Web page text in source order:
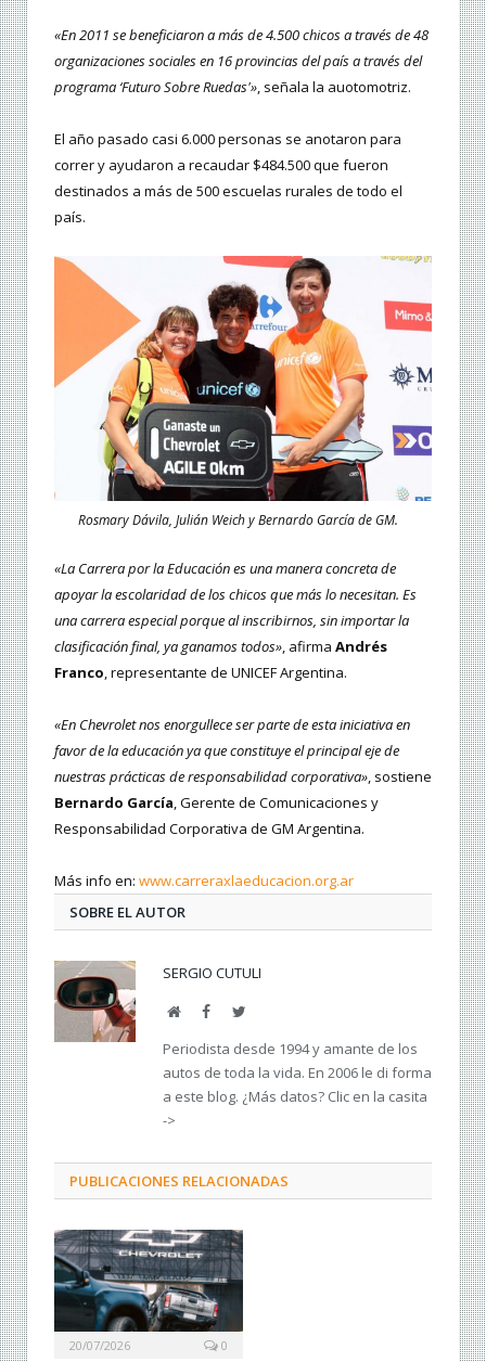
«En 2011 se beneficiaron a más de 4.500 chicos a través de 48
organizaciones sociales en 16 provincias del país a través del
programa ‘Futuro Sobre Ruedas'», señala la auotomotriz.
El año pasado casi 6.000 personas se anotaron para
correr y ayudaron a recaudar $484.500 que fueron
destinados a más de 500 escuelas rurales de todo el
país.
Rosmary Dávila, Julián Weich y Bernardo García de GM.
«La Carrera por la Educación es una manera concreta de
apoyar la escolaridad de los chicos que más lo necesitan. Es
una carrera especial porque al inscribirnos, sin importar la
clasificación final, ya ganamos todos» , afirma Andrés
Franco , representante de UNICEF Argentina.
«En Chevrolet nos enorgullece ser parte de esta iniciativa en
favor de la educación ya que constituye el principal eje de
nuestras prácticas de responsabilidad corporativa», sostiene
Bernardo García, Gerente de Comunicaciones y
Responsabilidad Corporativa de GM Argentina.
Más info en: www.carreraxlaeducacion.org.ar
SOBRE EL AUTOR
SERGIO CUTULI
WebFacebookTwitter
Periodista desde 1994 y amante de los
autos de toda la vida. En 2006 le di forma
a este blog. ¿Más datos? Clic en la casita
->
PUBLICACIONES RELACIONADAS
20/07/2026 0